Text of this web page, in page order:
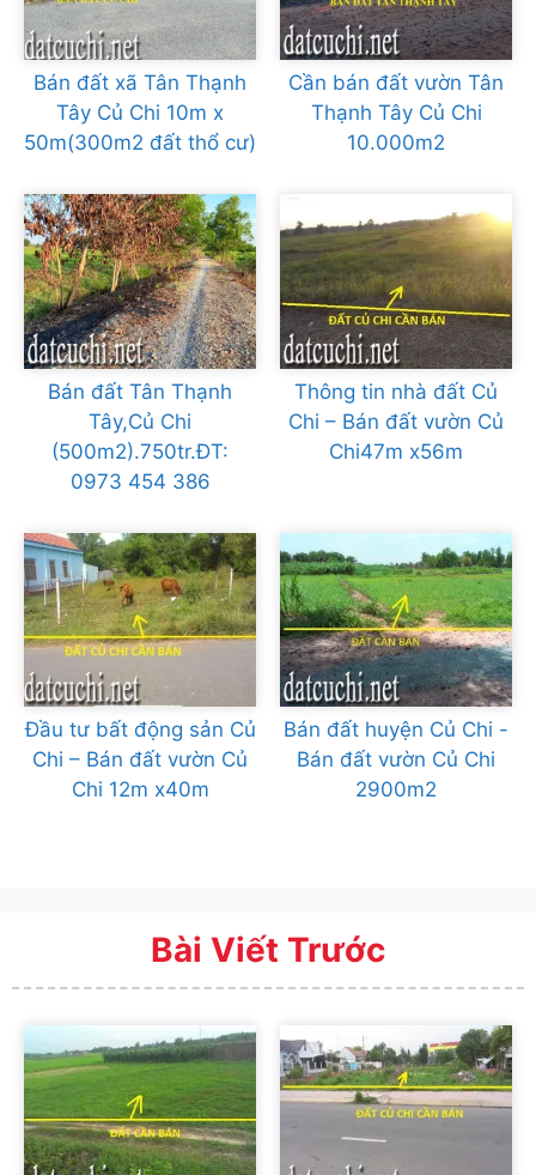
Bán đất xã Tân Thạnh
Tây Củ Chi 10m x
50m(300m2 đất thổ cư)
Cần bán đất vườn Tân
Thạnh Tây Củ Chi
10.000m2
Bán đất Tân Thạnh
Tây,Củ Chi
(500m2).750tr.ĐT:
0973 454 386
Thông tin nhà đất Củ
Chi – Bán đất vườn Củ
Chi47m x56m
Đầu tư bất động sản Củ
Chi – Bán đất vườn Củ
Chi 12m x40m
Bán đất huyện Củ Chi -
Bán đất vườn Củ Chi
2900m2
Bài Viết Trước